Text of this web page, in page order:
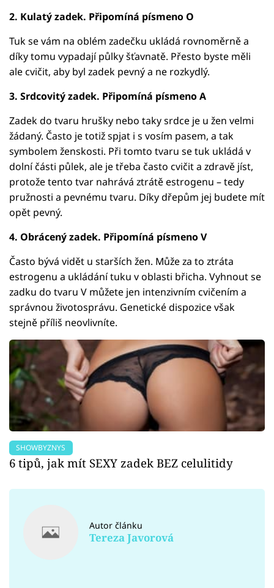
2. Kulatý zadek. Připomíná písmeno O
Tuk se vám na oblém zadečku ukládá rovnoměrně a
díky tomu vypadají půlky šťavnatě. Přesto byste měli
ale cvičit, aby byl zadek pevný a ne rozkydlý.
3. Srdcovitý zadek. Připomíná písmeno A
Zadek do tvaru hrušky nebo taky srdce je u žen velmi
žádaný. Často je totiž spjat i s vosím pasem, a tak
symbolem ženskosti. Při tomto tvaru se tuk ukládá v
dolní části půlek, ale je třeba často cvičit a zdravě jíst,
protože tento tvar nahrává ztrátě estrogenu – tedy
pružnosti a pevnému tvaru. Díky dřepům jej budete mít
opět pevný.
4. Obrácený zadek. Připomíná písmeno V
Často bývá vidět u starších žen. Může za to ztráta
estrogenu a ukládání tuku v oblasti břicha. Vyhnout se
zadku do tvaru V můžete jen intenzivním cvičením a
správnou životosprávu. Genetické dispozice však
stejně příliš neovlivníte.
SHOWBYZNYS
6 tipů, jak mít SEXY zadek BEZ celulitidy
Autor článku
Tereza Javorová